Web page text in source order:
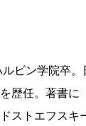
ビン学院卒
歴任。著書に
ストエフスキ